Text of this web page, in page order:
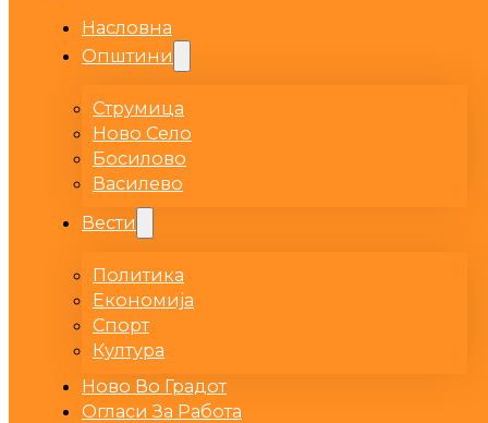
Насловна
Општини
Струмица
Ново Село
Босилово
Василево
Вести
Политика
Економија
Спорт
Култура
Ново Во Градот
Огласи За Работа